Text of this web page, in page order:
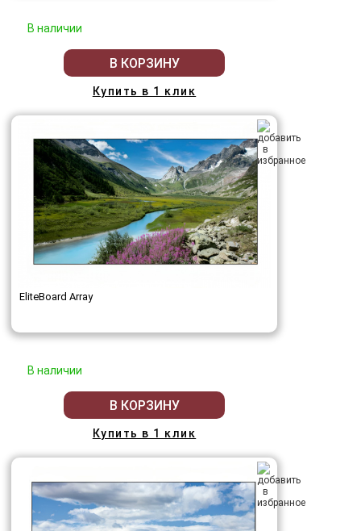
В наличии
В КОРЗИНУ
Купить в 1 клик
EliteBoard Array
В наличии
В КОРЗИНУ
Купить в 1 клик